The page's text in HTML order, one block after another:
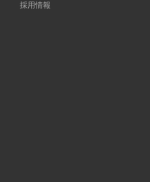
採用情報